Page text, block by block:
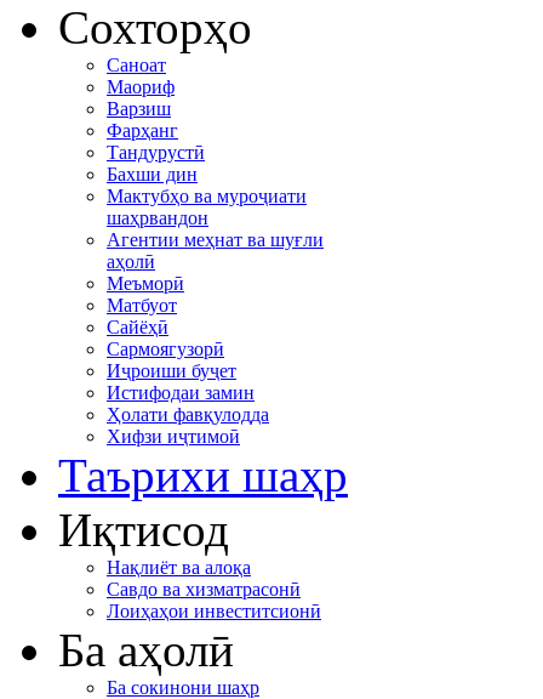
Сохторҳо
Саноат
Маориф
Варзиш
Фарҳанг
Тандурустӣ
Бахши дин
Мактубҳо ва муроҷиати
шаҳрвандон
Агентии меҳнат ва шуғли
аҳолӣ
Меъморӣ
Матбуот
Сайёҳӣ
Сармоягузорӣ
Иҷроиши буҷет
Истифодаи замин
Ҳолати фавқулодда
Хифзи иҷтимоӣ
Таърихи шаҳр
Иқтисод
Нақлиёт ва алоқа
Савдо ва хизматрасонӣ
Лоиҳаҳои инвеститсионӣ
Ба аҳолӣ
Ба сокинони шаҳр